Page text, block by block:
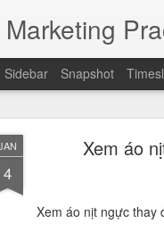
4
Xem áo
Xem áo nịt ngực thay
Sidebar Snapshot
Cuộc sống
ảnh
Jason Nguyễn (tên
đồng. Trước khi bị